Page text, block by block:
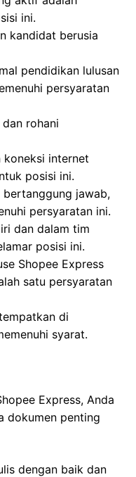
ini.
kandidat berusia
pendidikan lulusan
persyaratan
rohani
koneksi internet
posisi ini.
jawab,
persyaratan ini.
dan dalam tim
posisi ini.
Shopee Express
satu persyaratan
di
syarat.
Express, Anda
dokumen penting
dengan baik dan